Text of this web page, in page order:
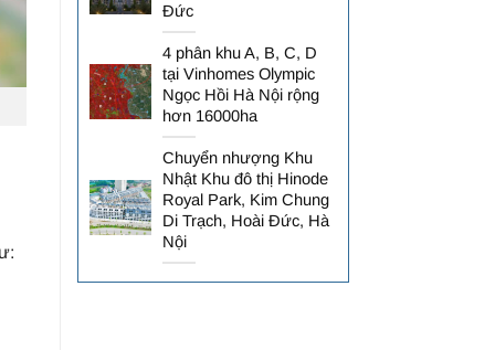
Đức
4 phân khu A, B, C, D
tại Vinhomes Olympic
Ngọc Hồi Hà Nội rộng
hơn 16000ha
Chuyển nhượng Khu
Nhật Khu đô thị Hinode
Royal Park, Kim Chung
Di Trạch, Hoài Đức, Hà
Nội